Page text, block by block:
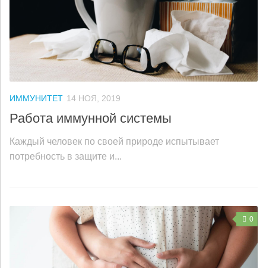
ИММУНИТЕТ 14 НОЯ, 2019
Работа иммунной системы
Каждый человек по своей природе испытывает
потребность в защите и...
0